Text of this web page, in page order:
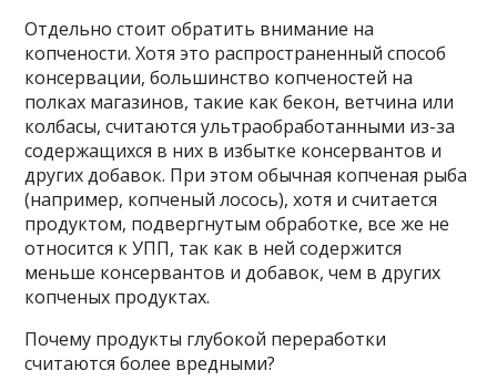
Отдельно стоит обратить внимание на
копчености. Хотя это распространенный способ
консервации, большинство копченостей на
полках магазинов, такие как бекон, ветчина или
колбасы, считаются ультраобработанными из-за
содержащихся в них в избытке консервантов и
других добавок. При этом обычная копченая рыба
(например, копченый лосось), хотя и считается
продуктом, подвергнутым обработке, все же не
относится к УПП, так как в ней содержится
меньше консервантов и добавок, чем в других
копченых продуктах.
Почему продукты глубокой переработки
считаются более вредными?